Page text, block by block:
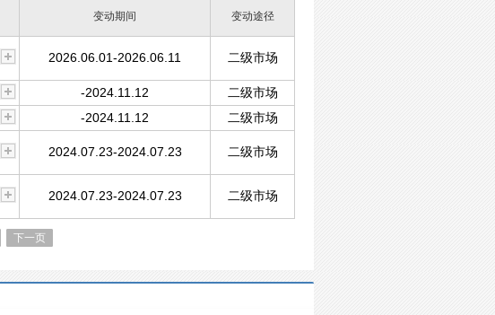
变动期间 变动途径
2026.06.01-2026.06.11 二级市场
-2024.11.12 二级市场
-2024.11.12 二级市场
2024.07.23-2024.07.23 二级市场
2024.07.23-2024.07.23 二级市场
下一页